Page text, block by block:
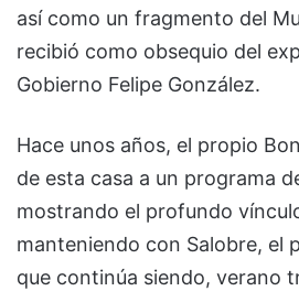
así como un fragmento del
recibió como obsequio del
Gobierno Felipe González.
Hace unos años, el propio
de esta casa a un programa
mostrando el profundo
manteniendo con Salobre, el
que continúa siendo, verano